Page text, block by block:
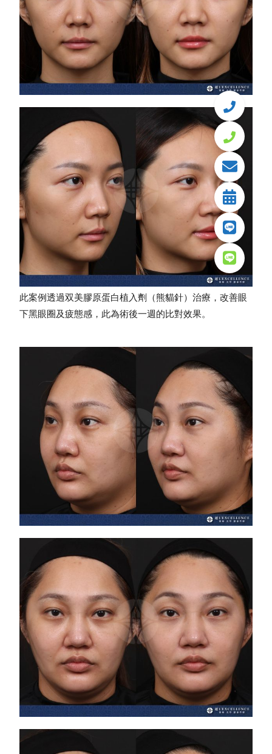
此案例透過双美膠原蛋白植入劑（熊貓針）治療，改善眼
下黑眼圈及疲態感，此為術後一週的比對效果。